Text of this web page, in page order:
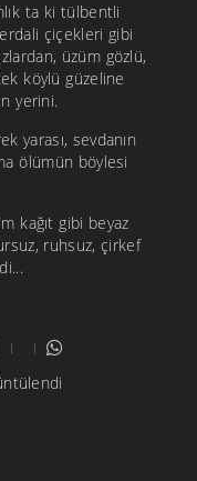
ta ki tülbentli
çiçekleri gibi
üzüm gözlü,
köylü güzeline
yerini.
yarası, sevdanın
ölümün böylesi
kağıt gibi beyaz
ruhsuz, çirkef